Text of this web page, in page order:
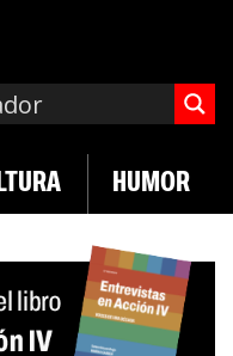
HUMOR
Argentina-Brasil